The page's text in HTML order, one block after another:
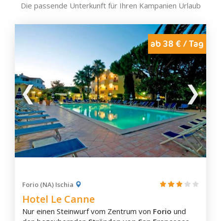
Ischia
Lacco Ameno
Massa Lubrense
Mercogliano
Meta
Minori
Mirabella Eclano
Mondragone
Montesarchio
Nocera Inferiore
Nocera Superiore
Nola
Die passende Unterkunft für Ihren Kampanien Urlaub
ab 38 € / Tag
Forio (NA) Ischia
Hotel Le Canne
Nur einen Steinwurf vom Zentrum von Forio und